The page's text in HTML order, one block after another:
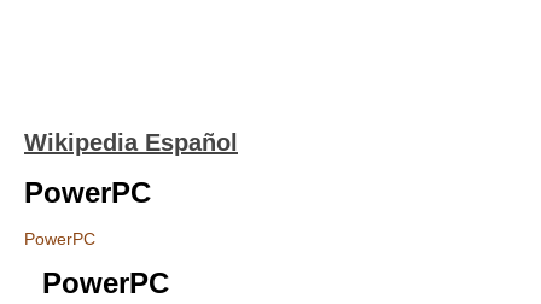
Wikipedia Español
PowerPC
PowerPC
PowerPC